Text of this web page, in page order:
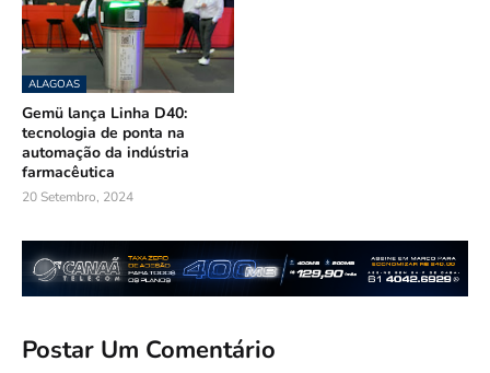
ALAGOAS
Gemü lança Linha D40:
tecnologia de ponta na
automação da indústria
farmacêutica
20 Setembro, 2024
Postar Um Comentário